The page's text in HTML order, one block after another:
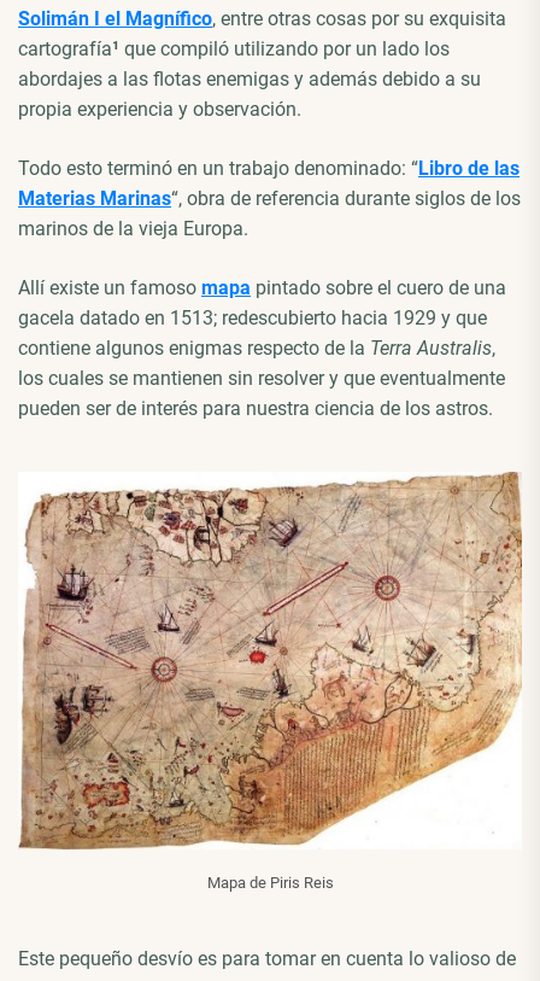
Solimán I el Magnífico, entre otras cosas por su exquisita
cartografía¹ que compiló utilizando por un lado los
abordajes a las flotas enemigas y además debido a su
propia experiencia y observación.
Todo esto terminó en un trabajo denominado: “Libro de las
Materias Marinas“, obra de referencia durante siglos de los
marinos de la vieja Europa.
Allí existe un famoso mapa pintado sobre el cuero de una
gacela datado en 1513; redescubierto hacia 1929 y que
contiene algunos enigmas respecto de la Terra Australis,
los cuales se mantienen sin resolver y que eventualmente
pueden ser de interés para nuestra ciencia de los astros.
Mapa de Piris Reis
Este pequeño desvío es para tomar en cuenta lo valioso de